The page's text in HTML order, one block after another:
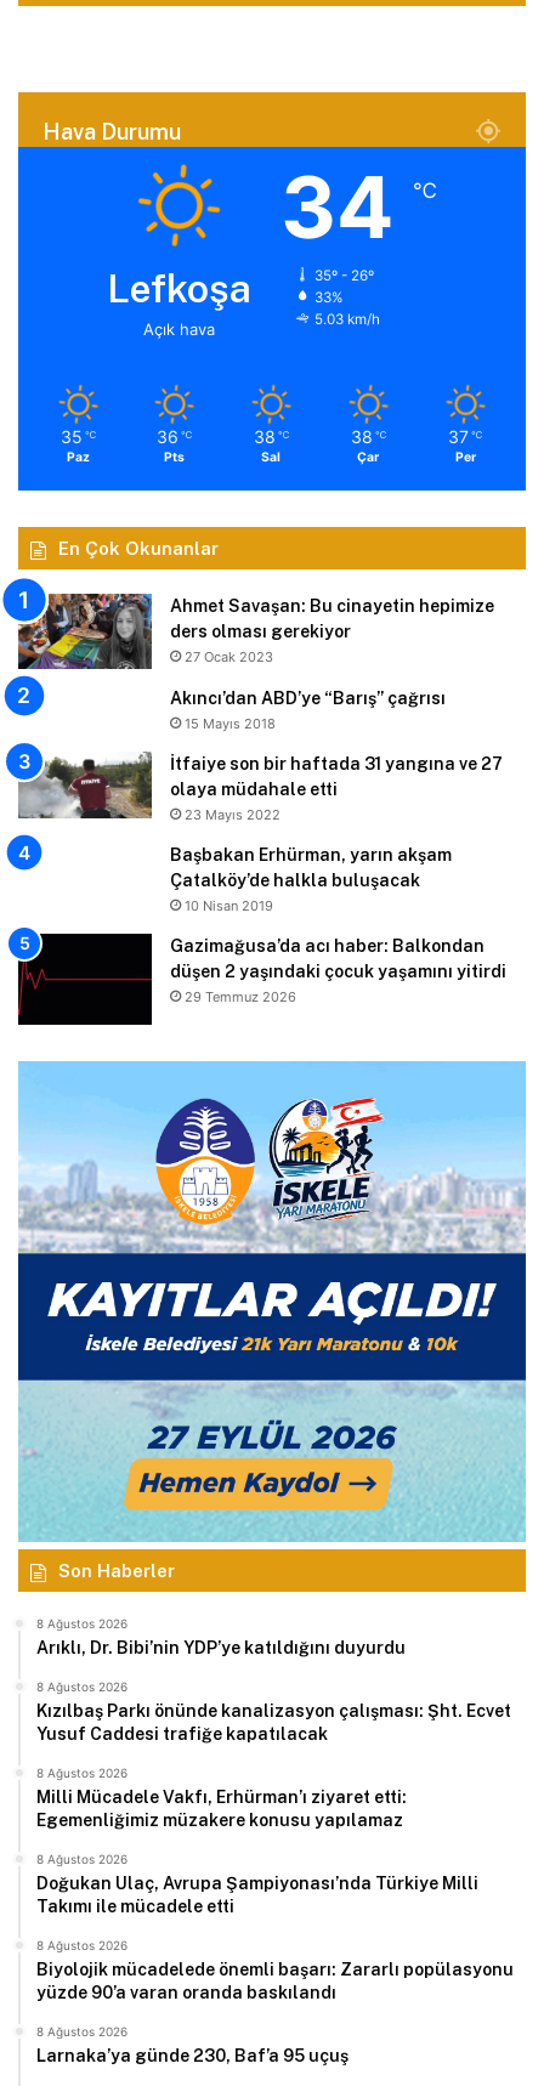
Hava Durumu
Lefkoşa
Açık hava
34 ℃
35º - 26º
33%
5.03 km/h
35 ℃
Paz
36 ℃
Pts
38 ℃
Sal
38 ℃
Çar
37 ℃
Per
En Çok Okunanlar
Ahmet Savaşan: Bu cinayetin hepimize
ders olması gerekiyor
27 Ocak 2023
Akıncı’dan ABD’ye “Barış” çağrısı
15 Mayıs 2018
İtfaiye son bir haftada 31 yangına ve 27
olaya müdahale etti
23 Mayıs 2022
Başbakan Erhürman, yarın akşam
Çatalköy’de halkla buluşacak
10 Nisan 2019
Gazimağusa’da acı haber: Balkondan
düşen 2 yaşındaki çocuk yaşamını yitirdi
29 Temmuz 2026
Son Haberler
8 Ağustos 2026
Arıklı, Dr. Bibi’nin YDP’ye katıldığını duyurdu
8 Ağustos 2026
Kızılbaş Parkı önünde kanalizasyon çalışması: Şht. Ecvet
Yusuf Caddesi trafiğe kapatılacak
8 Ağustos 2026
Milli Mücadele Vakfı, Erhürman’ı ziyaret etti:
Egemenliğimiz müzakere konusu yapılamaz
8 Ağustos 2026
Doğukan Ulaç, Avrupa Şampiyonası’nda Türkiye Milli
Takımı ile mücadele etti
8 Ağustos 2026
Biyolojik mücadelede önemli başarı: Zararlı popülasyonu
yüzde 90’a varan oranda baskılandı
8 Ağustos 2026
Larnaka’ya günde 230, Baf’a 95 uçuş